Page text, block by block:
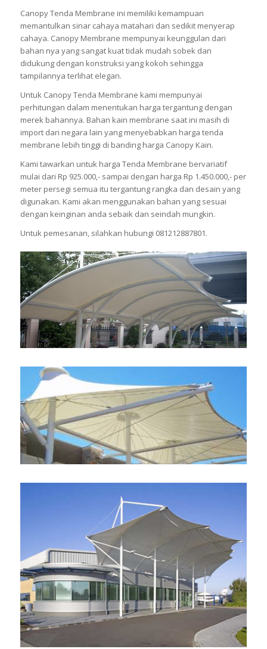
Canopy Tenda Membrane ini memiliki kemampuan
memantulkan sinar cahaya matahari dan sedikit menyerap
cahaya. Canopy Membrane mempunyai keunggulan dari
bahan nya yang sangat kuat tidak mudah sobek dan
didukung dengan konstruksi yang kokoh sehingga
tampilannya terlihat elegan.
Untuk Canopy Tenda Membrane kami mempunyai
perhitungan dalam menentukan harga tergantung dengan
merek bahannya. Bahan kain membrane saat ini masih di
import dari negara lain yang menyebabkan harga tenda
membrane lebih tinggi di banding harga Canopy Kain.
Kami tawarkan untuk harga Tenda Membrane bervariatif
mulai dari Rp 925.000,- sampai dengan harga Rp 1.450.000,- per
meter persegi semua itu tergantung rangka dan desain yang
digunakan. Kami akan menggunakan bahan yang sesuai
dengan keinginan anda sebaik dan seindah mungkin.
Untuk pemesanan, silahkan hubungi 081212887801.